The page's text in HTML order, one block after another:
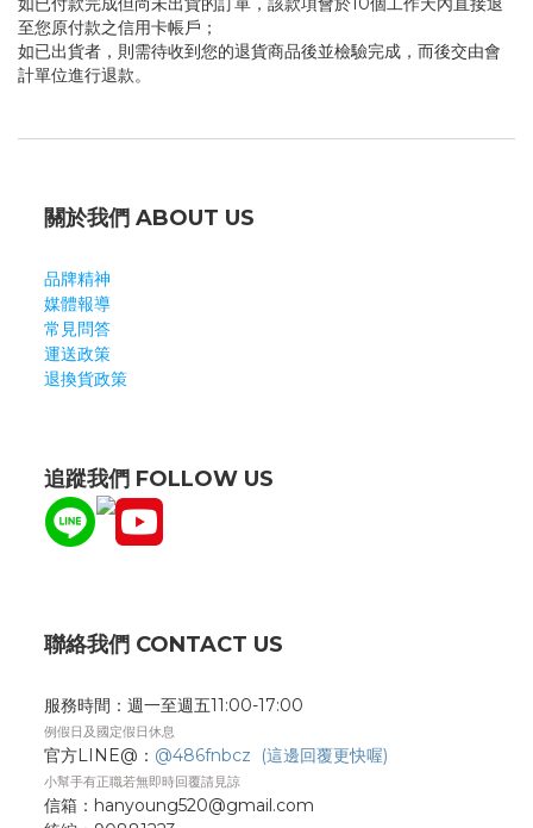
至您原付款之信用卡帳戶；
如已出貨者，則需待收到您的退貨商品後並檢驗完成，而後交由會
計單位進行退款。
關於我們 ABOUT US
品牌精神
媒體報導
常見問答
運送政策
退換貨政策
追蹤我們 FOLLOW US
聯絡我們 CONTACT US
服務時間：週一至週五11:00-17:00
例假日及國定假日休息
官方LINE@： @486fnbcz (這邊回覆更快喔)
小幫手有正職若無即時回覆請見諒
信箱：hanyoung520@gmail.com